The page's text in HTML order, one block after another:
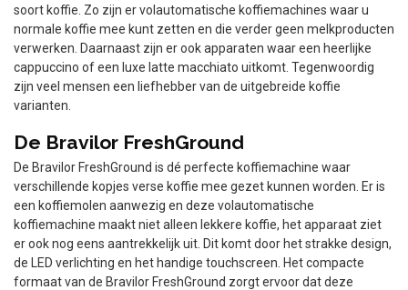
soort koffie. Zo zijn er volautomatische koffiemachines waar u
normale koffie mee kunt zetten en die verder geen melkproducten
verwerken. Daarnaast zijn er ook apparaten waar een heerlijke
cappuccino of een luxe latte macchiato uitkomt. Tegenwoordig
zijn veel mensen een liefhebber van de uitgebreide koffie
varianten.
De Bravilor FreshGround
De Bravilor FreshGround is dé perfecte koffiemachine waar
verschillende kopjes verse koffie mee gezet kunnen worden. Er is
een koffiemolen aanwezig en deze volautomatische
koffiemachine maakt niet alleen lekkere koffie, het apparaat ziet
er ook nog eens aantrekkelijk uit. Dit komt door het strakke design,
de LED verlichting en het handige touchscreen. Het compacte
formaat van de Bravilor FreshGround zorgt ervoor dat deze